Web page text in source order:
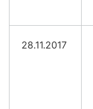
28.11.2017